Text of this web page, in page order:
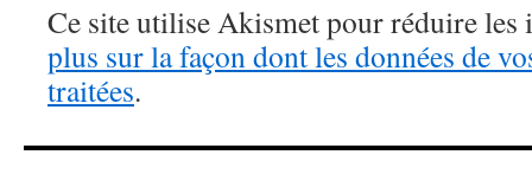
Ce site utilise Akismet pour réduire les
plus sur la façon dont les données de
traitées.